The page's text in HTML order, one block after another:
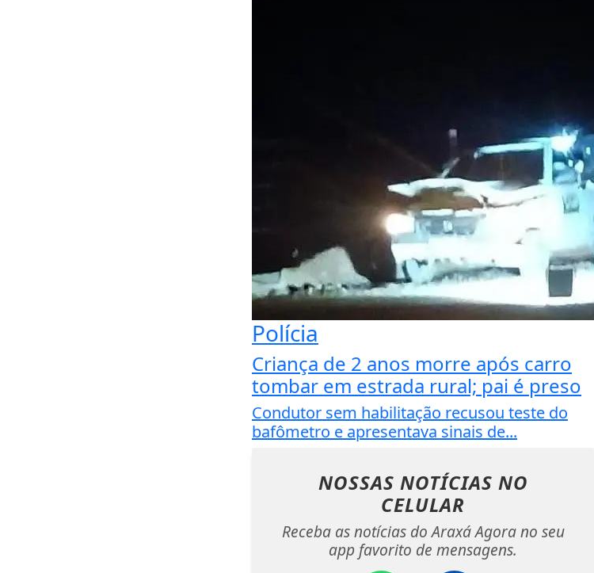
Polícia
Criança de 2 anos morre após carro
tombar em estrada rural; pai é preso
Condutor sem habilitação recusou teste do
bafômetro e apresentava sinais de...
NOSSAS NOTÍCIAS NO
CELULAR
Receba as notícias do Araxá Agora no seu
app favorito de mensagens.